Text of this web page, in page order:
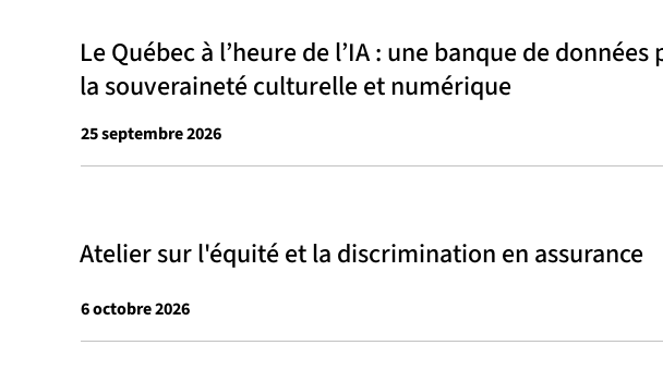
Le Québec à l’heure de l’IA : une banque de
la souveraineté culturelle et numérique
25 septembre 2026
Atelier sur l'équité et la discrimination en assurance
6 octobre 2026